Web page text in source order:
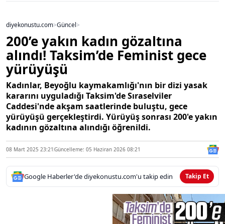
diyekonustu.com>Güncel>
200’e yakın kadın gözaltına
alındı! Taksim’de Feminist gece
yürüyüşü
Kadınlar, Beyoğlu kaymakamlığı'nın bir dizi yasak
kararını uyguladığı Taksim'de Sıraselviler
Caddesi'nde akşam saatlerinde buluştu, gece
yürüyüşü gerçekleştirdi. Yürüyüş sonrası 200'e yakın
kadının gözaltına alındığı öğrenildi.
08 Mart 2025 23:21 Güncelleme: 05 Haziran 2026 08:21
Google Haberler'de diyekonustu.com'u takip edin Takip Et